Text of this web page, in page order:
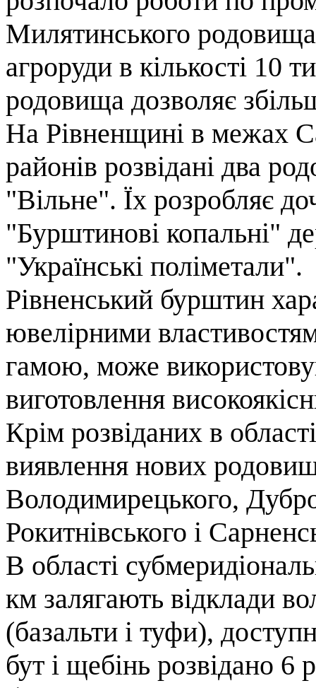
Милятинського
агроруди в кількості 10
родовища дозволяє
На Рівненщині в межах
районів розвідані два
"Вільне". Їх розробляє
"Бурштинові копальні"
"Українські поліметали".
Рівненський бурштин
ювелірними
гамою, може
виготовлення
Крім розвіданих в
виявлення нових родовищ
Володимирецького,
Рокитнівського і
В області
км залягають відклади
(базальти і туфи),
бут і щебінь розвідано 6